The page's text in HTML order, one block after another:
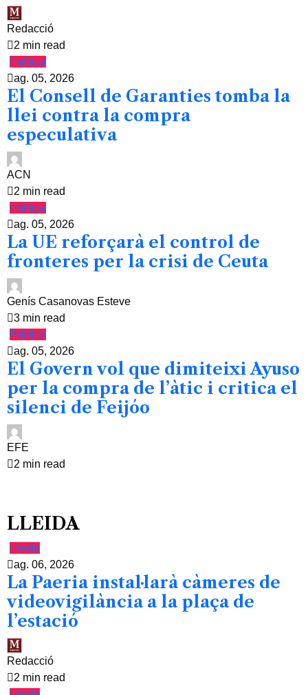
Redacció
2 min read
Política
ag. 05, 2026
El Consell de Garanties tomba la
llei contra la compra
especulativa
ACN
2 min read
Política
ag. 05, 2026
La UE reforçarà el control de
fronteres per la crisi de Ceuta
Genís Casanovas Esteve
3 min read
Política
ag. 05, 2026
El Govern vol que dimiteixi Ayuso
per la compra de l’àtic i critica el
silenci de Feijóo
EFE
2 min read
LLEIDA
Lleida
ag. 06, 2026
La Paeria instal·larà càmeres de
videovigilància a la plaça de
l’estació
Redacció
2 min read